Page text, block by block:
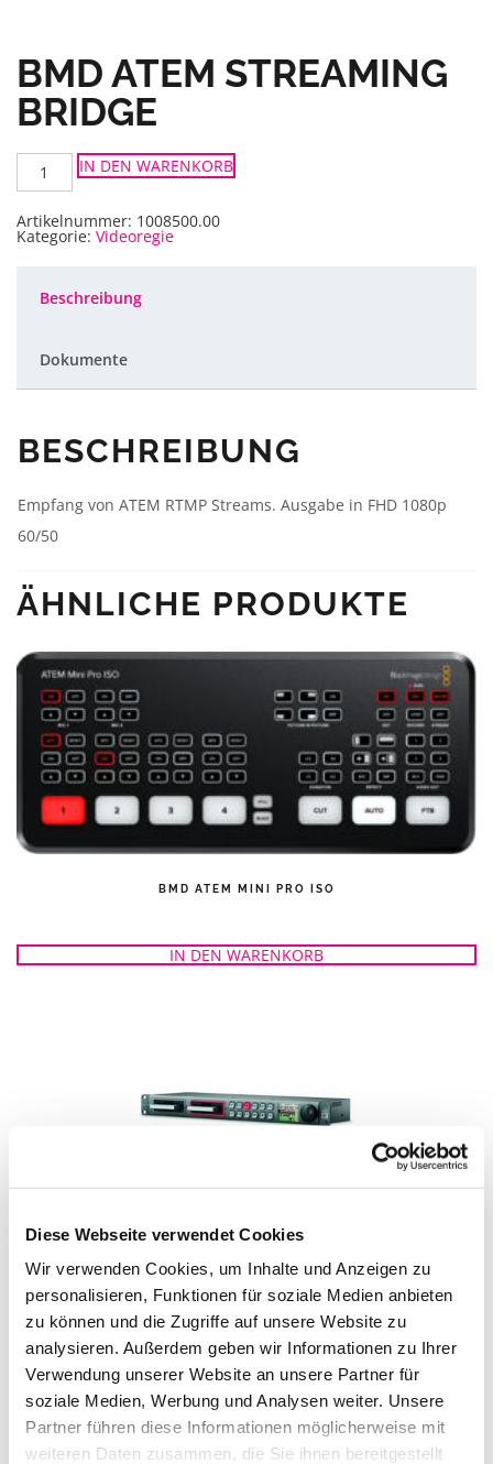
Diese Webseite verwendet Cookies
Wir verwenden Cookies, um Inhalte und Anzeigen zu
personalisieren, Funktionen für soziale Medien anbieten
zu können und die Zugriffe auf unsere Website zu
analysieren. Außerdem geben wir Informationen zu Ihrer
Verwendung unserer Website an unsere Partner für
soziale Medien, Werbung und Analysen weiter. Unsere
Partner führen diese Informationen möglicherweise mit
weiteren Daten zusammen, die Sie ihnen bereitgestellt
BMD ATEM STREAMING
BRIDGE
BMD
ATEM
Streaming
Menge
IN DEN WARENKORB
Artikelnummer: 1008500.00
Kategorie: Videoregie
Beschreibung
Dokumente
BESCHREIBUNG
Empfang von ATEM RTMP Streams. Ausgabe in FHD 1080p
60/50
ÄHNLICHE PRODUKTE
BMD ATEM MINI PRO ISO
IN DEN WARENKORB
BMD HYPERDECK STUDIO PRO 2